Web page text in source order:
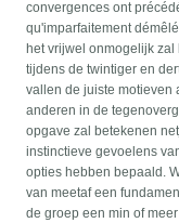
convergences ont
qu'imparfaitement
het vrijwel onmogelijk
tijdens de twintiger en
vallen de juiste motieven
anderen in de
opgave zal betekenen
instinctieve gevoelens
opties hebben bepaald.
van meetaf een
de groep een min of